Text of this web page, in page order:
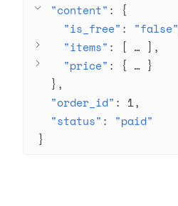
"content" :
{
"is_free" : "false"
"items" : [ … ]
"price" : { … }
}
"order_id" : 1
"status" : "paid"
}